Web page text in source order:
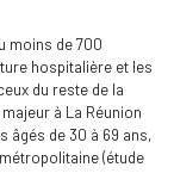
moins de 700
hospitalière et les
du reste de la
à La Réunion
âgés de 30 à 69 ans,
(étude